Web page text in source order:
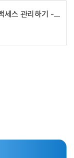
애드센스 계정에 대한 타사 액세스 관리하기 - Google 애드센스 고객센터